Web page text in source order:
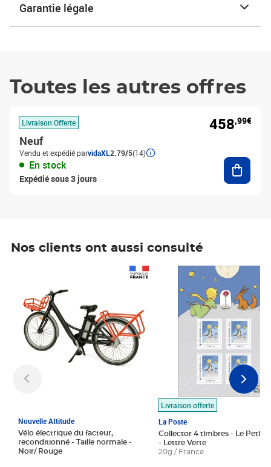
Garantie légale
Toutes les autres offres
Livraison Offerte
Neuf
Vendu et expédié parvidaXL 2.79/5(14)
En stock
Expédié sous 3 jours
458,99€
Nos clients ont aussi consulté
Nouvelle Attitude
Vélo électrique du facteur,
reconditionné - Taille normale -
Noir/ Rouge
Livraison offerte
La Poste
Collector 4 timbres - Le Petit
- Lettre Verte
20g / France
Prix 7,50€